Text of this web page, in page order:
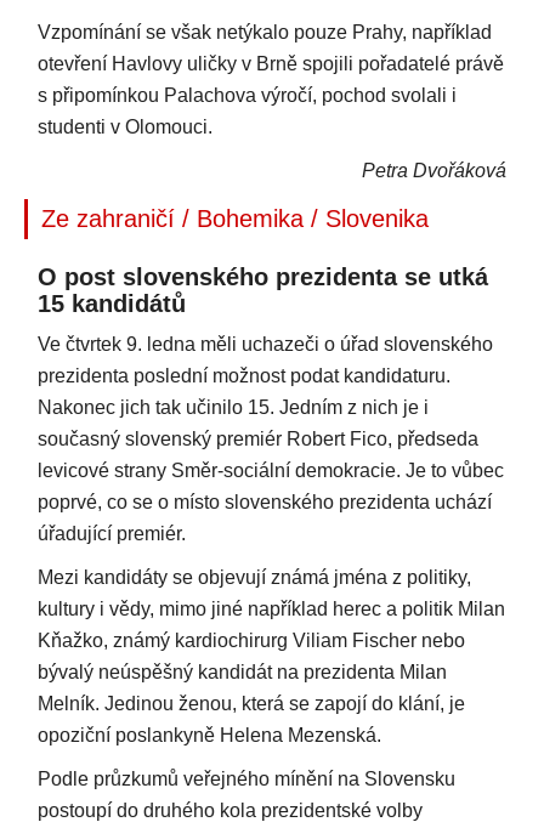
Vzpomínání se však netýkalo pouze Prahy, například
otevření Havlovy uličky v Brně spojili pořadatelé právě
s připomínkou Palachova výročí, pochod svolali i
studenti v Olomouci.
Petra Dvořáková
Ze zahraničí / Bohemika / Slovenika
O post slovenského prezidenta se utká
15 kandidátů
Ve čtvrtek 9. ledna měli uchazeči o úřad slovenského
prezidenta poslední možnost podat kandidaturu.
Nakonec jich tak učinilo 15. Jedním z nich je i
současný slovenský premiér Robert Fico, předseda
levicové strany Směr-sociální demokracie. Je to vůbec
poprvé, co se o místo slovenského prezidenta uchází
úřadující premiér.
Mezi kandidáty se objevují známá jména z politiky,
kultury i vědy, mimo jiné například herec a politik Milan
Kňažko, známý kardiochirurg Viliam Fischer nebo
bývalý neúspěšný kandidát na prezidenta Milan
Melník. Jedinou ženou, která se zapojí do klání, je
opoziční poslankyně Helena Mezenská.
Podle průzkumů veřejného mínění na Slovensku
postoupí do druhého kola prezidentské volby